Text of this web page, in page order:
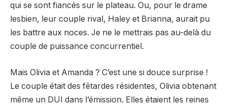
qui se sont fiancés sur le plateau. Ou, pour le drame
lesbien, leur couple rival, Haley et Brianna, aurait pu
les battre aux noces. Je ne le mettrais pas au-delà du
couple de puissance concurrentiel.
Mais Olivia et Amanda ? C’est une si douce surprise !
Le couple était des fêtardes résidentes, Olivia obtenant
même un DUI dans l’émission. Elles étaient les reines